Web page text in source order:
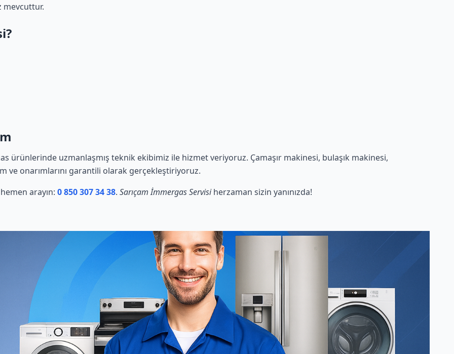
mevcuttur.
ürünlerinde uzmanlaşmış teknik ekibimiz ile hizmet veriyoruz. Çamaşır makinesi, bulaşık makinesi,
ve onarımlarını garantili olarak gerçekleştiriyoruz.
arayın: 0 850 307 34 38. Sarıçam İmmergas Servisiherzaman sizin yanınızda!